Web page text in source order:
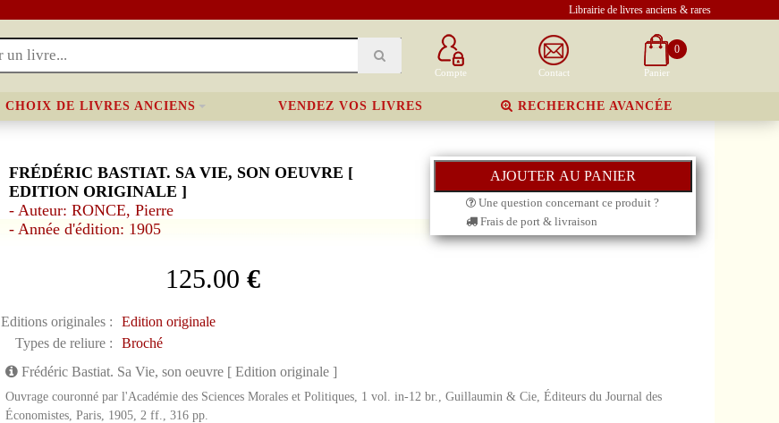
Librairie de livres anciens & rares
Compte Contact
0
Panier
CHOIX DE LIVRES ANCIENS VENDEZ VOS LIVRES RECHERCHE AVANCÉE
FRÉDÉRIC BASTIAT. SA VIE, SON OEUVRE [
EDITION ORIGINALE ]
- Auteur: RONCE, Pierre
- Année d'édition: 1905
125.00 €
Editions originales :
Edition originale
Types de reliure :
Broché
Une question concernant ce produit ?
Frais de port & livraison
Frédéric Bastiat. Sa Vie, son oeuvre [ Edition originale ]
Ouvrage couronné par l'Académie des Sciences Morales et Politiques, 1 vol. in-12 br., Guillaumin & Cie, Éditeurs du Journal des
Économistes, Paris, 1905, 2 ff., 316 pp.